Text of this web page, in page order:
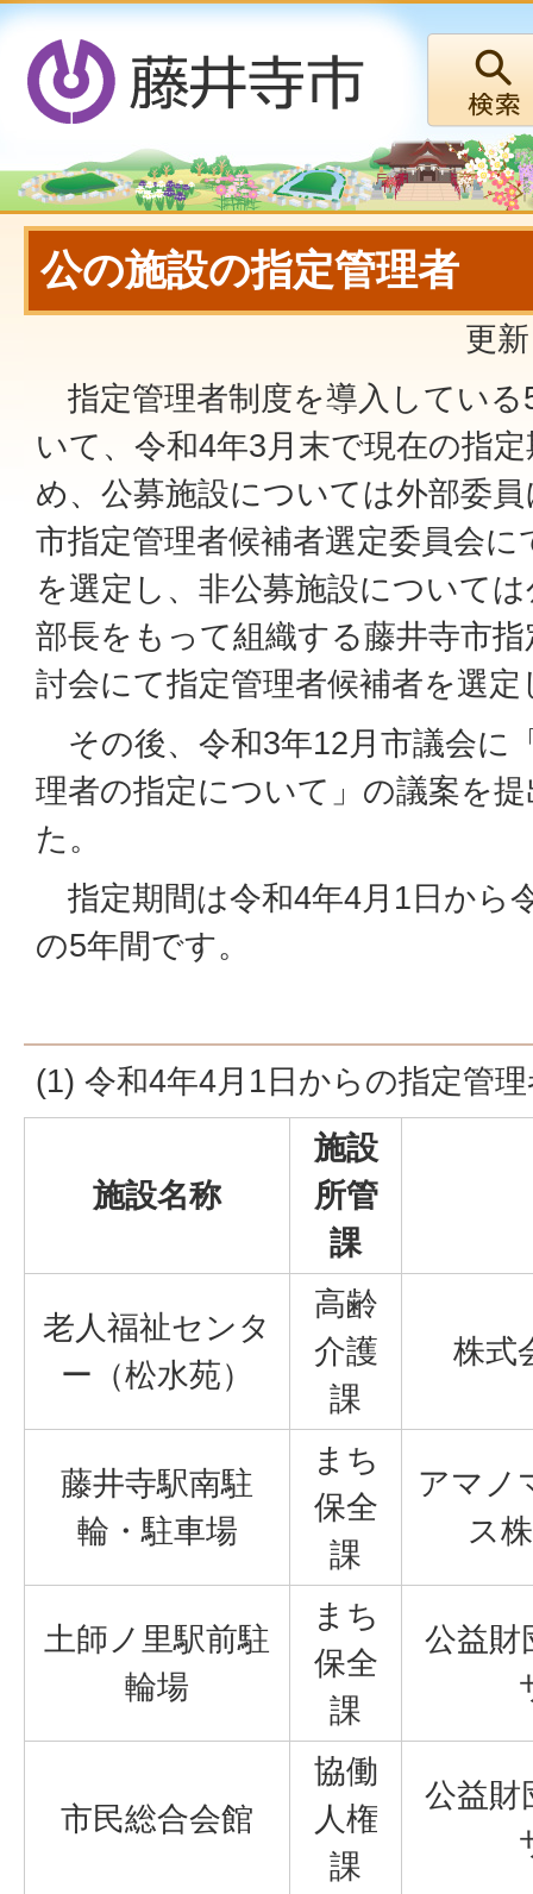
公の施設の指定管理者
更
指定管理者制度を導入してい
いて、令和4年3月末で現在の指
め、公募施設については外部委
市指定管理者候補者選定委員会に
を選定し、非公募施設について
部長をもって組織する藤井寺市
討会にて指定管理者候補者を選
その後、令和3年12月市議会に
理者の指定について」の議案を
た。
指定期間は令和4年4月1日から
の5年間です。
(1) 令和4年4月1日からの指定管
施設名称
施設
所管
課
老人福祉センタ
ー（松水苑）
高齢
介護
課
株式
藤井寺駅南駐
輪・駐車場
まち
保全
課
アマノ
ス
土師ノ里駅前駐
輪場
まち
保全
課
公益財
市民総合会館
協働
人権
課
公益財